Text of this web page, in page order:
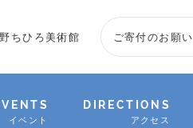
ちひろ美術館 ご寄付のお願い
イベント
DIRECTIONS
アクセス